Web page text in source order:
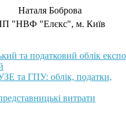
Наталя Боброва
"НВФ "Елєкс", м. Київ